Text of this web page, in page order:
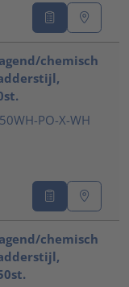
chemisch
PO-X-WH
chemisch